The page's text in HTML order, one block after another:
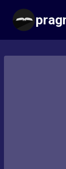
Перейти
содержимому